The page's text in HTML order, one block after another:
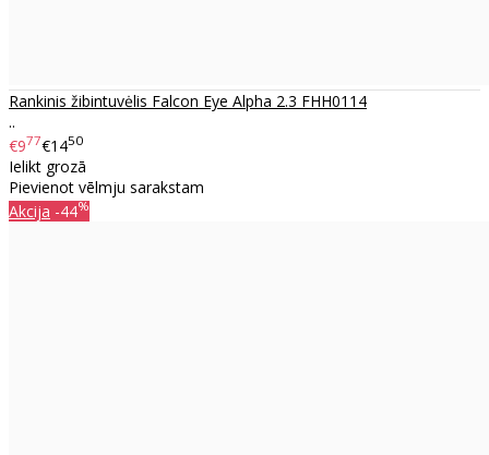
Rankinis žibintuvėlis Falcon Eye Alpha 2.3 FHH0114
..
€977€1450
Ielikt grozā
Pievienot vēlmju sarakstam
Akcija -44%